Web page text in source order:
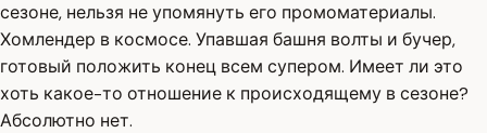
сезоне, нельзя не упомянуть его промоматериалы.
Хомлендер в космосе. Упавшая башня волты и бучер,
готовый положить конец всем супером. Имеет ли это
хоть какое-то отношение к происходящему в сезоне?
Абсолютно нет.